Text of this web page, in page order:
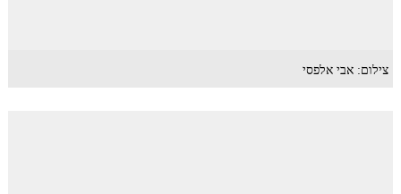
צילום: אבי אלפסי